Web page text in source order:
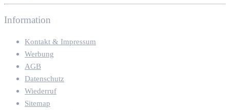
Information
Kontakt & Impressum
Werbung
AGB
Datenschutz
Wiederruf
Sitemap